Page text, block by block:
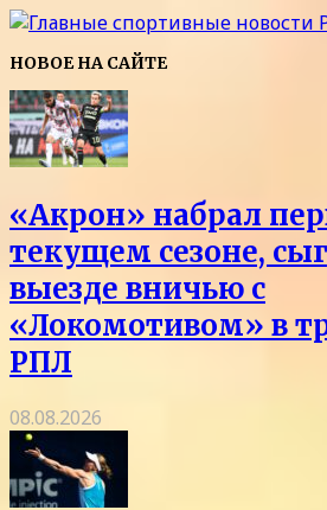
НОВОЕ НА САЙТЕ
«Акрон» набрал
текущем сезоне,
выезде вничью с
«Локомотивом» в
РПЛ
08.08.2026